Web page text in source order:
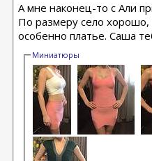
А мне наконец-то с Али
По размеру село
особенно платье. Саша
Миниатюры